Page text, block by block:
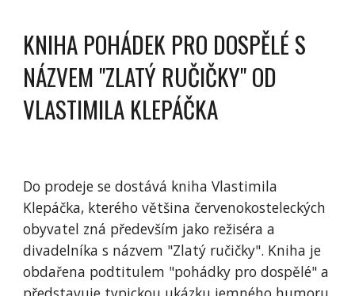
KNIHA POHÁDEK PRO DOSPĚLÉ S
NÁZVEM "ZLATÝ RUČIČKY" OD
VLASTIMILA KLEPÁČKA
Do prodeje se dostává kniha Vlastimila
Klepáčka, kterého většina červenokosteleckých
obyvatel zná především jako režiséra a
divadelníka s názvem "Zlatý ručičky". Kniha je
obdařena podtitulem "pohádky pro dospělé" a